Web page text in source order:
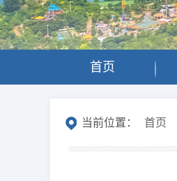
首页
当前位置： 首页